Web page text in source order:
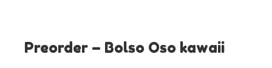
Preorder – Bolso Oso kawaii